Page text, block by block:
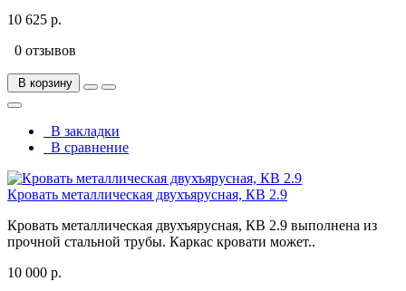
10 625 р.
0 отзывов
В корзину
В закладки
В сравнение
Кровать металлическая двухъярусная, КВ 2.9
Кровать металлическая двухъярусная, КВ 2.9 выполнена из
прочной стальной трубы. Каркас кровати может..
10 000 р.